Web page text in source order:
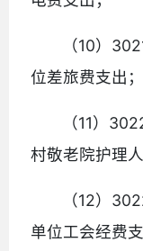
（10）
位差旅费支出；
（11）
村敬老院护理人
（12）
单位工会经费支